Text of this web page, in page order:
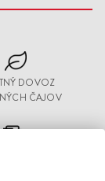
DOVOZ
ČAJOV